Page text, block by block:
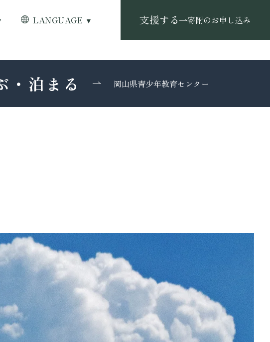
LANGUAGE 支援する 寄附のお申し込み
・泊まる 岡山県青少年教育センター